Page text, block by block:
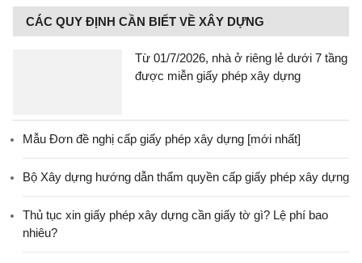
CÁC QUY ĐỊNH CẦN BIẾT VỀ XÂY DỰNG
Từ 01/7/2026, nhà ở riêng lẻ dưới 7 tầng
được miễn giấy phép xây dựng
Mẫu Đơn đề nghị cấp giấy phép xây dựng [mới nhất]
Bộ Xây dựng hướng dẫn thẩm quyền cấp giấy phép xây dựng
Thủ tục xin giấy phép xây dựng cần giấy tờ gì? Lệ phí bao
nhiêu?